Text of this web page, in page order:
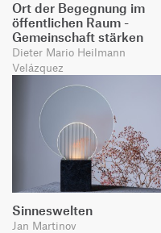
Ort der Begegnung im
öffentlichen Raum -
Gemeinschaft stärken
Dieter Mario Heilmann
Velázquez
Sinneswelten
Jan Martinov